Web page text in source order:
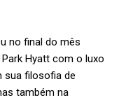
no final do mês
Hyatt com o luxo
sua filosofia de
também na